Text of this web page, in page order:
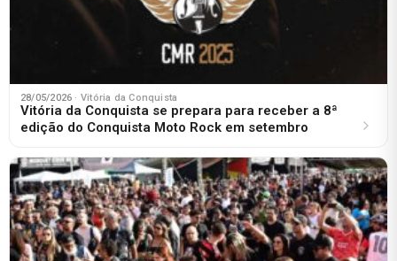
28/05/2026 · Vitória da Conquista
Vitória da Conquista se prepara para receber a 8ª
edição do Conquista Moto Rock em setembro